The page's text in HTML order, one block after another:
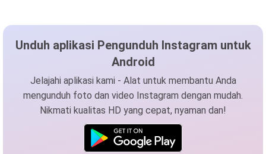
Unduh aplikasi Pengunduh Instagram untuk
Android
Jelajahi aplikasi kami - Alat untuk membantu Anda
mengunduh foto dan video Instagram dengan mudah.
Nikmati kualitas HD yang cepat, nyaman dan!